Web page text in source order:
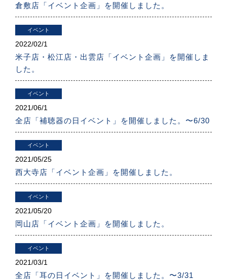
倉敷店「イベント企画」を開催しました。
イベント
2022/02/1
米子店・松江店・出雲店「イベント企画」を開催しま
した。
イベント
2021/06/1
全店「補聴器の日イベント」を開催しました。〜6/30
イベント
2021/05/25
西大寺店「イベント企画」を開催しました。
イベント
2021/05/20
岡山店「イベント企画」を開催しました。
イベント
2021/03/1
全店「耳の日イベント」を開催しました。〜3/31